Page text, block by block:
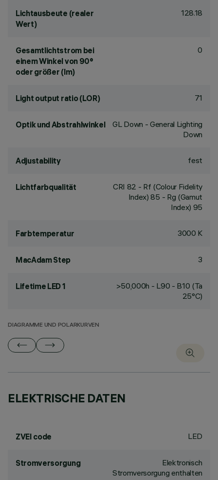
Lichtausbeute (realer
Wert)
128.18
Gesamtlichtstrom bei
einem Winkel von 90°
oder größer (lm)
0
Light output ratio (LOR) 71
Optik und Abstrahlwinkel
GL Down - General Lighting
Down
Adjustability fest
Lichtfarbqualität CRI 82 - Rf (Colour Fidelity
Index) 85 - Rg (Gamut
Index) 95
Farbtemperatur 3000 K
MacAdam Step 3
Lifetime LED 1
>50,000h - L90 - B10 (Ta
25°C)
DIAGRAMME UND POLARKURVEN
ELEKTRISCHE DATEN
ZVEI code LED
Stromversorgung
Elektronisch
Stromversorgung enthalten